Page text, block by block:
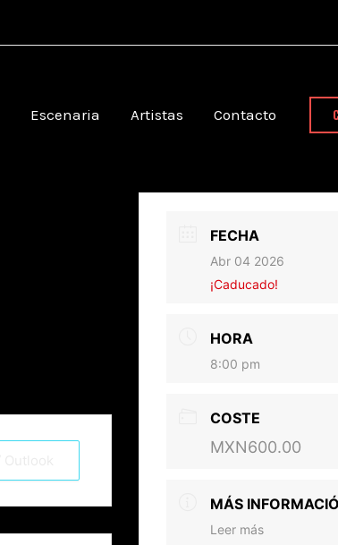
Escenaria Artistas Contacto
FECHA
Abr 04 2026
¡Caducado!
HORA
8:00 pm
COSTE
MXN600.00
MÁS
Leer más